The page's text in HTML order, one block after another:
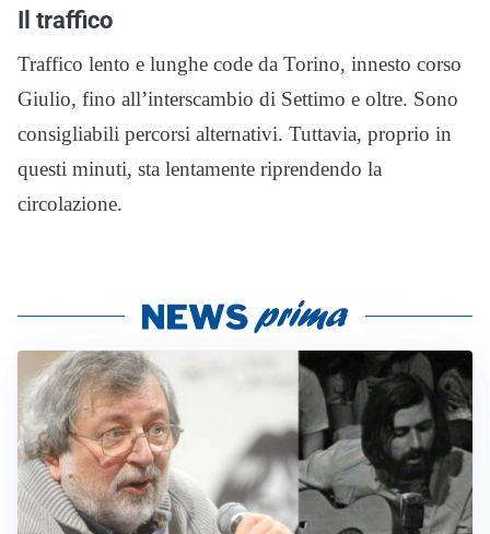
Il traffico
Traffico lento e lunghe code da Torino, innesto corso
Giulio, fino all’interscambio di Settimo e oltre. Sono
consigliabili percorsi alternativi. Tuttavia, proprio in
questi minuti, sta lentamente riprendendo la
circolazione.